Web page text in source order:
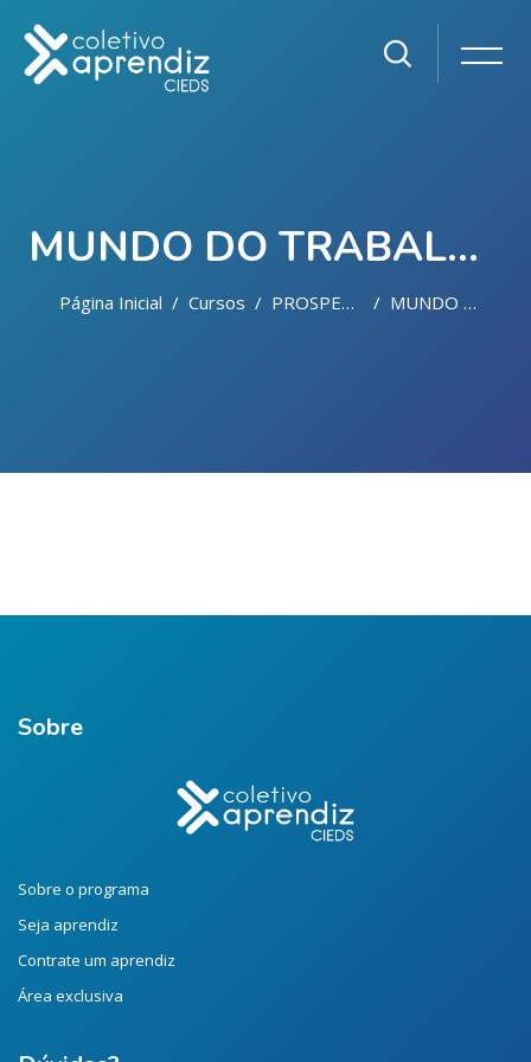
MUNDO DO TRABALHO
Página Inicial Cursos PROSPERIDADE MUNDO DO TRABALHO
Sobre
Sobre o programa
Seja aprendiz
Contrate um aprendiz
Área exclusiva